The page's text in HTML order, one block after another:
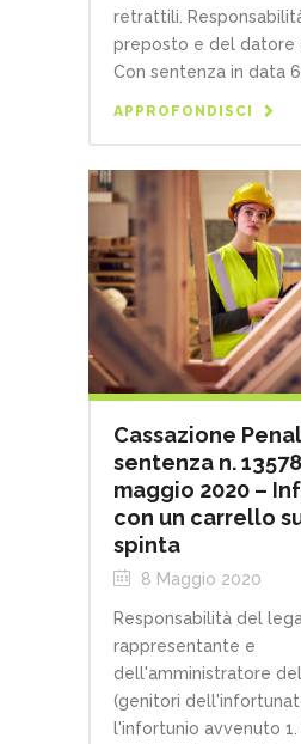
retrattili.
preposto e del datore
Con sentenza in data 6
APPROFONDISCI
Cassazione
sentenza n.
maggio 2020 –
con un carrello
spinta
8 Maggio 2020
Responsabilità del
rappresentante e
dell'amministratore
(genitori
l'infortunio avvenuto 1.